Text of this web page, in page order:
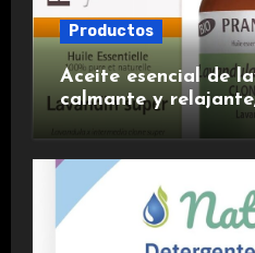
Productos
Aceite esencial de
calmante y